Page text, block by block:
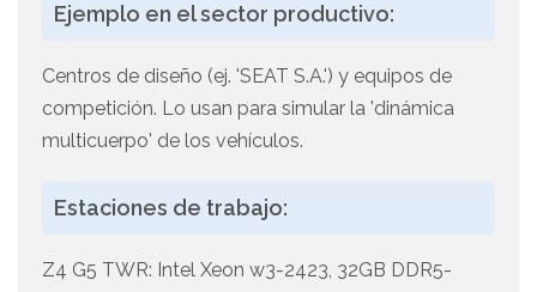
Ejemplo en el sector productivo:
Centros de diseño (ej. 'SEAT S.A.') y equipos de
competición. Lo usan para simular la 'dinámica
multicuerpo' de los vehículos.
Estaciones de trabajo:
Z4 G5 TWR: Intel Xeon w3-2423, 32GB DDR5-